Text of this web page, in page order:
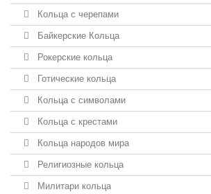
Кольца с черепами
Байкерские Кольца
Рокерские кольца
Готические кольца
Кольца с символами
Кольца с крестами
Кольца народов мира
Религиозные кольца
Милитари кольца